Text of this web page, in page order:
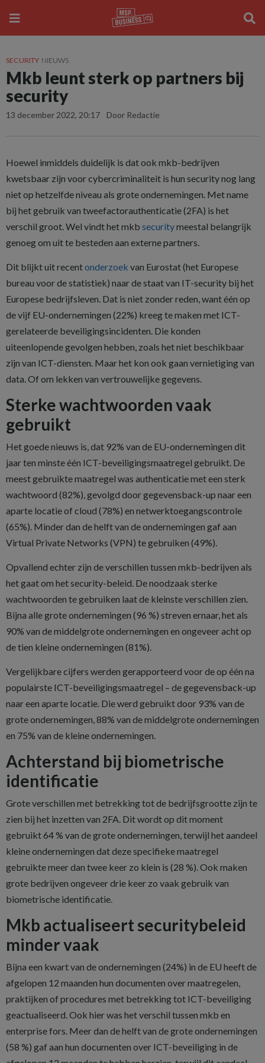
SECURITY NIEUWS
Mkb leunt sterk op partners bij
security
13 december 2022, 20:17 Door Redactie
Hoewel inmiddels duidelijk is dat ook mkb-bedrijven
kwetsbaar zijn voor cybercriminaliteit is hun security nog lang
niet op hetzelfde niveau als grote ondernemingen. Met name
bij het gebruik van tweefactorauthenticatie (2FA) is het
verschil groot. Wel vindt het mkb securitymeestal belangrijk
genoeg om uit te besteden aan externe partners.
Dit blijkt uit recentonderzoek van Eurostat (het Europese
bureau voor de statistiek) naar de staat van IT-security bij het
Europese bedrijfsleven. Dat is niet zonder reden, want één op
de vijf EU-ondernemingen (22%) kreeg te maken met ICT-
gerelateerde beveiligingsincidenten. Die konden
uiteenlopende gevolgen hebben, zoals het niet beschikbaar
zijn van ICT-diensten. Maar het kon ook gaan vernietiging van
data. Of om lekken van vertrouwelijke gegevens.
Sterke wachtwoorden vaak
gebruikt
Het goede nieuws is, dat 92% van de EU-ondernemingen dit
jaar ten minste één ICT-beveiligingsmaatregel gebruikt. De
meest gebruikte maatregel was authenticatie met een sterk
wachtwoord (82%), gevolgd door gegevensback-up naar een
aparte locatie of cloud (78%) en netwerktoegangscontrole
(65%). Minder dan de helft van de ondernemingen gaf aan
Virtual Private Networks (VPN) te gebruiken (49%).
Opvallend echter zijn de verschillen tussen mkb-bedrijven als
het gaat om het security-beleid. De noodzaak sterke
wachtwoorden te gebruiken laat de kleinste verschillen zien.
Bijna alle grote ondernemingen (96 %) streven ernaar, het als
90% van de middelgrote ondernemingen en ongeveer acht op
de tien kleine ondernemingen (81%).
Vergelijkbare cijfers werden gerapporteerd voor de op één na
populairste ICT-beveiligingsmaatregel – de gegevensback-up
naar een aparte locatie. Die werd gebruikt door 93% van de
grote ondernemingen, 88% van de middelgrote ondernemingen
en 75% van de kleine ondernemingen.
Achterstand bij biometrische
identificatie
Grote verschillen met betrekking tot de bedrijfsgrootte zijn te
zien bij het inzetten van 2FA. Dit wordt op dit moment
gebruikt 64 % van de grote ondernemingen, terwijl het aandeel
kleine ondernemingen dat deze specifieke maatregel
gebruikte meer dan twee keer zo klein is (28 %). Ook maken
grote bedrijven ongeveer drie keer zo vaak gebruik van
biometrische identificatie.
Mkb actualiseert securitybeleid
minder vaak
Bijna een kwart van de ondernemingen (24%) in de EU heeft de
afgelopen 12 maanden hun documenten over maatregelen,
praktijken of procedures met betrekking tot ICT-beveiliging
geactualiseerd. Ook hier was het verschil tussen mkb en
enterprise fors. Meer dan de helft van de grote ondernemingen
(58 %) gaf aan hun documenten over ICT-beveiliging in de